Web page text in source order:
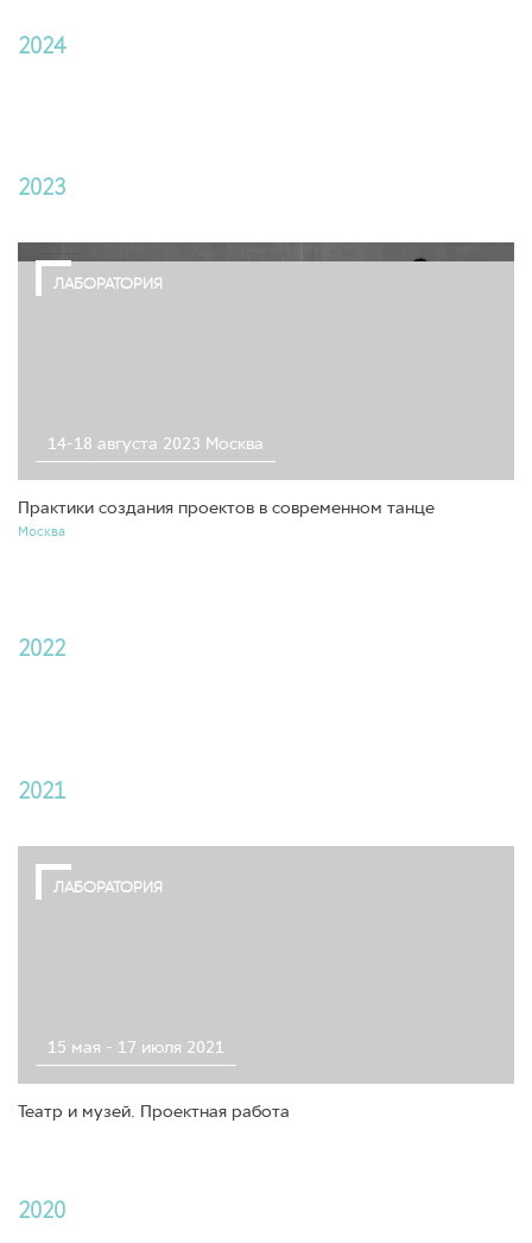
2024
2023
ЛАБОРАТОРИЯ
14-18 августа 2023 Москва
Практики создания проектов в современном танце
Москва
2022
2021
ЛАБОРАТОРИЯ
15 мая - 17 июля 2021
Театр и музей. Проектная работа
2020